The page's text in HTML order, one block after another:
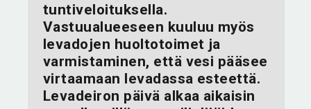
tuntiveloituksella.
Vastuualueeseen kuuluu myös
levadojen huoltotoimet ja
varmistaminen, että vesi pääsee
virtaamaan levadassa esteettä.
Levadeiron päivä alkaa aikaisin